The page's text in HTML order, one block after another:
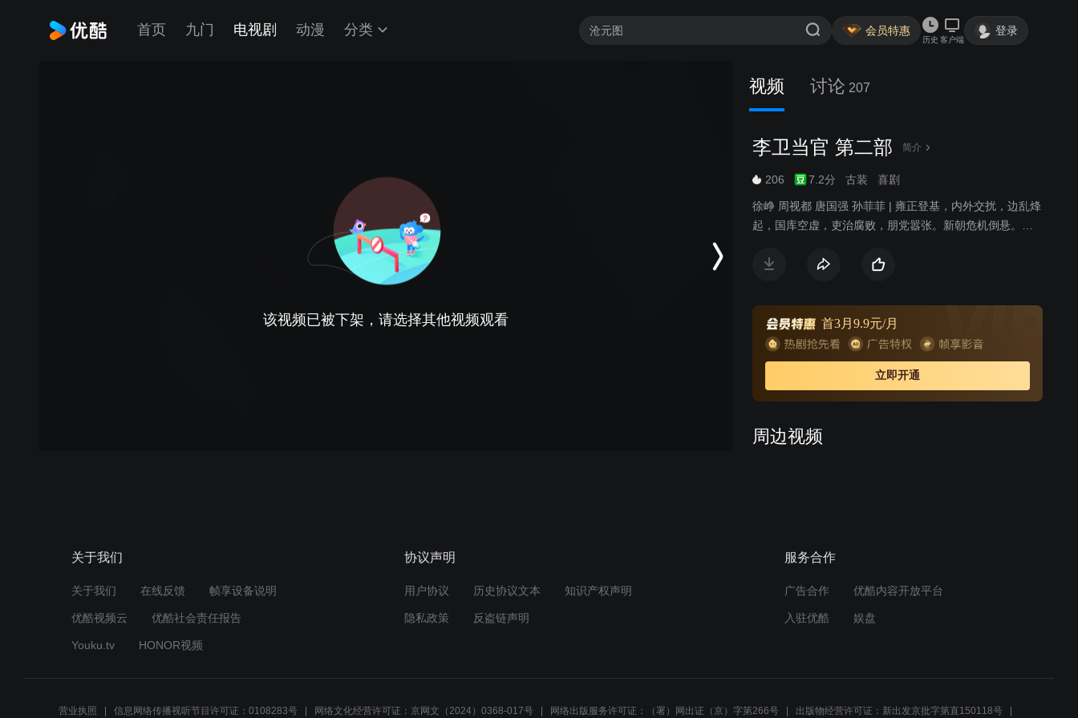
首页 九门 电视剧 动漫 分类 会员特惠
历史 客户端
登录
该视频已被下架，请选择其他视频观看
视频 讨论 207
李卫当官 第二部 简介
206 7.2分 古装 喜剧
徐峥 周视都 唐国强 孙菲菲 | 雍正登基，内外交扰，边乱烽
起，国库空虚，吏治腐败，朋党嚣张。新朝危机倒悬。占
制。大清国库空虚得连军粮、冬衣、赈灾急需的百十万两
对如此困境，继位大统刚刚四个月的雍正皇帝处乱不惊，
经过深思熟虑后，决定大胆起用被人认为“小混混”的李卫前
往八爷党严密控制的两江任苏州织造，追查上自内务府下
至苏州县城的贪墨大案，由此揭开“八爷党”的铁幕一角。手
无一兵一卒的李卫携夫人思盈、小舅子小满、丫环石榴还
深算的两江总督福桐，善弄权术的江苏巡抚闵靖元及心狠
首3月9.9元/月
立即开通
周边视频
被派往刑部任典狱
04:53
关于我们
关于我们 在线反馈 帧享设备说明
优酷视频云 优酷社会责任报告
Youku.tv HONOR视频
协议声明
用户协议 历史协议文本 知识产权声明
隐私政策 反盗链声明
服务合作
广告合作 优酷内容开放平台
入驻优酷 娱盘
营业执照 信息网络传播视听节目许可证：0108283号 网络文化经营许可证：京网文（2024）0368-017号 网络出版服务许可证：（署）网出证（京）字第266号 出版物经营许可证：新出发京批字第直150118号